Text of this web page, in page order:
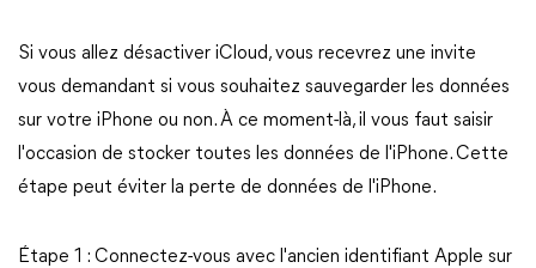
Si vous allez désactiver iCloud, vous recevrez une invite
vous demandant si vous souhaitez sauvegarder les données
sur votre iPhone ou non. À ce moment-là, il vous faut saisir
l'occasion de stocker toutes les données de l'iPhone. Cette
étape peut éviter la perte de données de l'iPhone.
Étape 1 : Connectez-vous avec l'ancien identifiant Apple sur